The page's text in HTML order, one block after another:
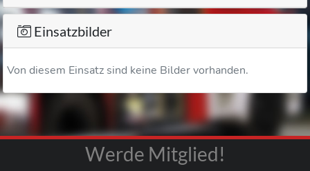
Einsatzbilder
Von diesem Einsatz sind keine Bilder vorhanden.
Werde Mitglied!